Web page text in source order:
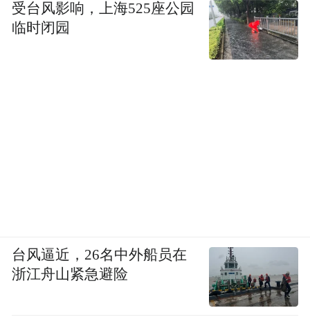
受台风影响，上海525座公园
临时闭园
台风逼近，26名中外船员在
浙江舟山紧急避险